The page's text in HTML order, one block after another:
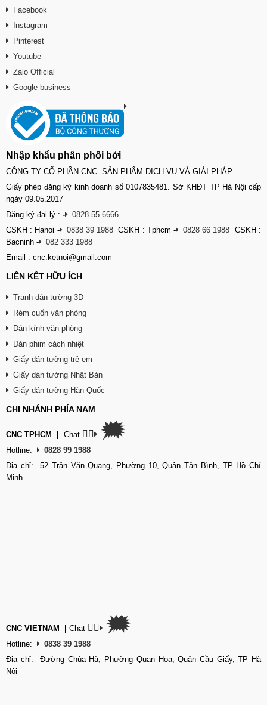
Facebook
Instagram
Pinterest
Youtube
Zalo Official
Google business
Nhập khẩu phân phối bởi
CÔNG TY CỔ PHẦN CNC SẢN PHẨM DỊCH VỤ VÀ GIẢI PHÁP
Giấy phép đăng ký kinh doanh số 0107835481. Sở KHĐT TP Hà Nội cấp
ngày 09.05.2017
Đăng ký đại lý : -
0828 55 6666
CSKH : Hanoi - 0838 39 1988 CSKH : Tphcm- 0828 66 1988 CSKH :
Bacninh -
082 333 1988
Email : cnc.ketnoi@gmail.com
LIÊN KẾT HỮU ÍCH
Tranh dán tường 3D
Rèm cuốn văn phòng
Dán kính văn phòng
Dán phim cách nhiệt
Giấy dán tường trẻ em
Giấy dán tường Nhật Bản
Giấy dán tường Hàn Quốc
CHI NHÁNH PHÍA NAM
CNC TPHCM Chat 👉🏽 🗯
Hotline:
0828 99 1988
Địa chỉ: 52 Trần Văn Quang, Phường 10, Quận Tân Bình, TP Hồ Chí
Minh
CNC VIETNAM Chat 👉🏽 🗯
Hotline:
0838 39 1988
Địa chỉ: Đường Chùa Hà, Phường Quan Hoa, Quận Cầu Giấy, TP Hà
Nội